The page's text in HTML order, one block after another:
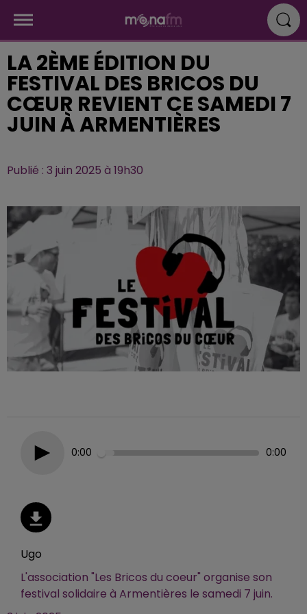
LA 2ÈME ÉDITION DU
FESTIVAL DES BRICOS DU
CŒUR REVIENT CE SAMEDI 7
JUIN À ARMENTIÈRES
Publié : 3 juin 2025 à 19h30
0:00 0:00
Ugo
L'association "Les Bricos du coeur" organise son
festival solidaire à Armentières le samedi 7 juin.